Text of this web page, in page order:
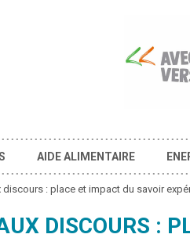
AIDE ALIMENTAIRE
: place et impact du savoir
DISCOURS :